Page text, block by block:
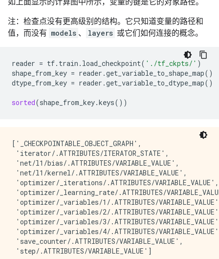
注：检查点没有更高级别的结构。它只知道变量的路径和
值，而没有 models 、 layers 或它们如何连接的概念。
reader = tf. train . load_checkpoint( './tf_ckpts/' )
shape_from_key = reader .get_variable_to_shape_map()
dtype_from_key = reader .get_variable_to_dtype_map()
sorted(shape_from_key.keys())
['_CHECKPOINTABLE_OBJECT_GRAPH',
'iterator/.ATTRIBUTES/ITERATOR_STATE',
'net/l1/bias/.ATTRIBUTES/VARIABLE_VALUE',
'net/l1/kernel/.ATTRIBUTES/VARIABLE_VALUE',
'optimizer/_iterations/.ATTRIBUTES/VARIABLE_VALUE',
'optimizer/_learning_rate/.ATTRIBUTES/
'optimizer/_variables/1/.ATTRIBUTES/
'optimizer/_variables/2/.ATTRIBUTES/
'optimizer/_variables/3/.ATTRIBUTES/
'optimizer/_variables/4/.ATTRIBUTES/
'save_counter/.ATTRIBUTES/VARIABLE_VALUE',